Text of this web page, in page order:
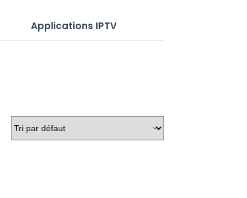
Applications IPTV